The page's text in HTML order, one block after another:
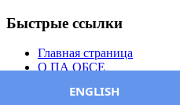
Быстрые ссылки
Главная страница
О ПА ОБСЕ
ЧленыENGLISH